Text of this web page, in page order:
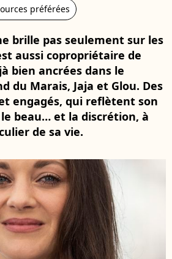
préférées
brille pas seulement sur les
aussi copropriétaire de
bien ancrées dans le
du Marais, Jaja et Glou. Des
engagés, qui reflètent son
beau… et la discrétion, à
de sa vie.